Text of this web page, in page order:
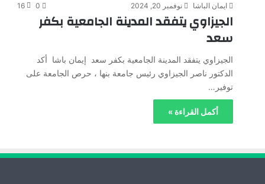
ايمان الباشا نوفمبر 20, 2024 0
16
الجيزاوي يتفقد المدينة الجامعية بكفر
سعد
الجيزاوي يتفقد المدينة الجامعية بكفر سعد إيمان باشا أكد
الدكتور ناصر الجيزاوي رئيس جامعة بنها ، حرص الجامعة على
توفير…
أكمل القراءة »